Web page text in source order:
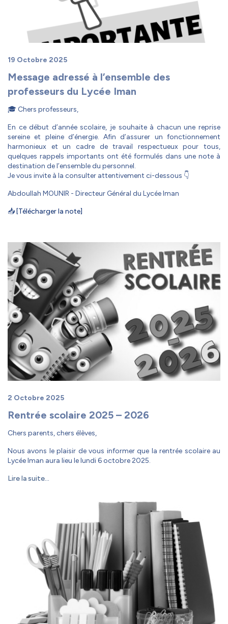
Message adressé à l’ensemble des
professeurs du Lycée Iman
19 Octobre 2025
🎓 Chers professeurs,
En ce début d’année scolaire, je souhaite à chacun une reprise
sereine et pleine d’énergie. Afin d’assurer un fonctionnement
harmonieux et un cadre de travail respectueux pour tous,
quelques rappels importants ont été formulés dans une note à
destination de l’ensemble du personnel.
Je vous invite à la consulter attentivement ci-dessous 👇
Abdoullah MOUNIR - Directeur Général du Lycée Iman
📥 [Télécharger la note]
Rentrée scolaire 2025 – 2026
2 Octobre 2025
Chers parents, chers élèves,
Nous avons le plaisir de vous informer que la rentrée scolaire au
Lycée Iman aura lieu le lundi 6 octobre 2025.
Lire la suite...